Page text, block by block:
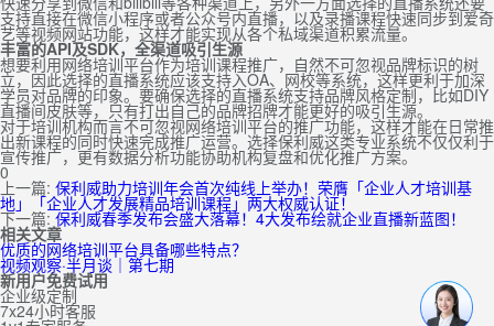
支持直接在微信小程序或者公众号内直播，以及录播课程快速同步到爱奇
艺等视频网站功能，这样才能实现从各个私域渠道积累流量。
丰富的API及SDK，全渠道吸引生源
想要利用网络培训平台作为培训课程推广，自然不可忽视品牌标识的树
立，因此选择的直播系统应该支持入OA、网校等系统，这样更利于加深
学员对品牌的印象。要确保选择的直播系统支持品牌风格定制，比如DIY
直播间皮肤等，只有打出自己的品牌招牌才能更好的吸引生源。
对于培训机构而言不可忽视网络培训平台的推广功能，这样才能在日常推
出新课程的同时快速完成推广运营。选择保利威这类专业系统不仅仅利于
宣传推广，更有数据分析功能协助机构复盘和优化推广方案。
0
上一篇: 保利威助力培训年会首次纯线上举办！荣膺「企业人才培训基
地」「企业人才发展精品培训课程」两大权威认证！
下一篇: 保利威春季发布会盛大落幕！4大发布绘就企业直播新蓝图！
相关文章
优质的网络培训平台具备哪些特点？
视频观察·半月谈｜第七期
新用户免费试用
企业级定制
7x24小时客服